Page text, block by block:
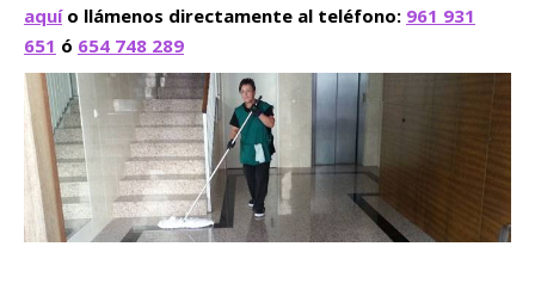
aquío llámenos directamente al teléfono: 961 931
651 ó 654 748 289